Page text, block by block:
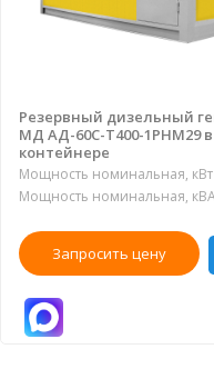
Резервный дизельный
МД АД-60С-Т400-1РНМ29 в
контейнере
Мощность номинальная, кВт
Мощность номинальная,
Запросить цену